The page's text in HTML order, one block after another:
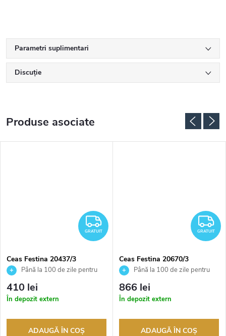
Parametri suplimentari
Discuţie
Produse asociate
GRATUIT
GRATUIT
Ceas Festina 20437/3
Până la 100 de zile pentru
returnarea bunurilor. Vânzător
autorizat
410 lei
În depozit extern
ADAUGĂ ÎN COŞ
GRATUIT
Ceas Festina 20670/3
Până la 100 de zile pentru
returnarea bunurilor. Vânzător
autorizat
866 lei
În depozit extern
ADAUGĂ ÎN COŞ